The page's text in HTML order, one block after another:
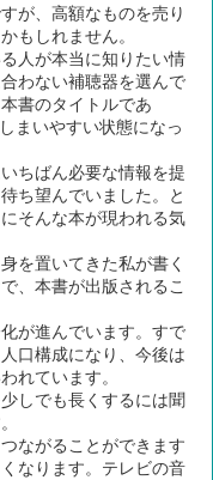
が、高額なものを売り
もしれません。
人が本当に知りたい情
わない補聴器を選んで
書のタイトルであ
まいやすい状態になっ
ちばん必要な情報を提
ち望んでいました。と
そんな本が現われる気
を置いてきた私が書く
、本書が出版されるこ
が進んでいます。すで
口構成になり、今後は
れています。
しでも長くするには聞
ながることができます
なります。テレビの音